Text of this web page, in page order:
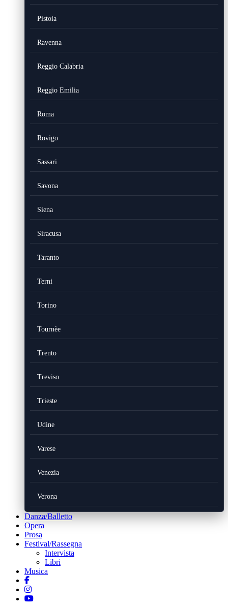
Pistoia
Ravenna
Reggio Calabria
Reggio Emilia
Roma
Rovigo
Sassari
Savona
Siena
Siracusa
Taranto
Terni
Torino
Tournèe
Trento
Treviso
Trieste
Udine
Varese
Venezia
Verona
Danza/Balletto
Opera
Prosa
Festival/Rassegna
Intervista
Libri
Musica